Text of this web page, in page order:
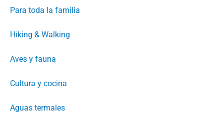
Para toda la familia
Hiking & Walking
Aves y fauna
Cultura y cocina
Aguas termales